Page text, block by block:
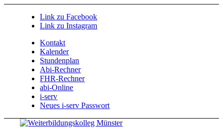
Link zu Facebook
Link zu Instagram
Kontakt
Kalender
Stundenplan
Abi-Rechner
FHR-Rechner
abi-Online
i-serv
Neues i-serv Passwort